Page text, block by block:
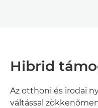
Hibrid
Az otthoni és irodai
váltással